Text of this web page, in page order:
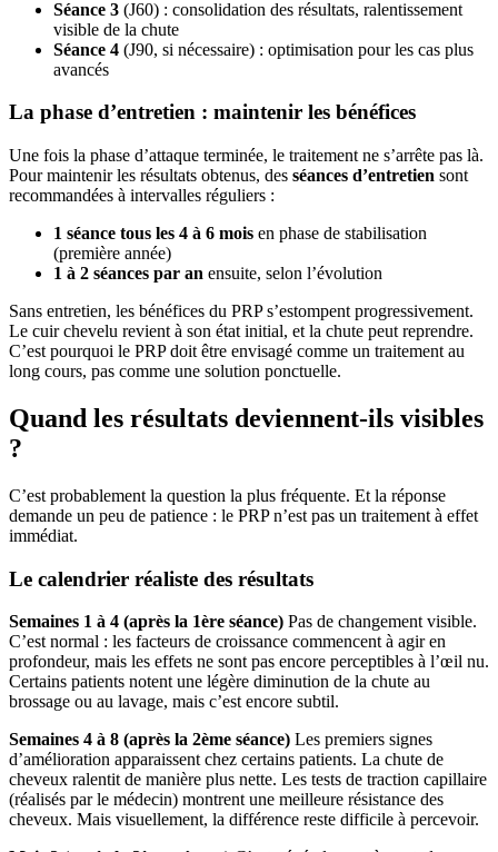
Séance 3 (J60) : consolidation des résultats, ralentissement
visible de la chute
Séance 4 (J90, si nécessaire) : optimisation pour les cas plus
avancés
La phase d’entretien : maintenir les bénéfices
Une fois la phase d’attaque terminée, le traitement ne s’arrête pas là.
Pour maintenir les résultats obtenus, des séances d’entretien sont
recommandées à intervalles réguliers :
1 séance tous les 4 à 6 mois en phase de stabilisation
(première année)
1 à 2 séances par an ensuite, selon l’évolution
Sans entretien, les bénéfices du PRP s’estompent progressivement.
Le cuir chevelu revient à son état initial, et la chute peut reprendre.
C’est pourquoi le PRP doit être envisagé comme un traitement au
long cours, pas comme une solution ponctuelle.
Quand les résultats deviennent-ils visibles
?
C’est probablement la question la plus fréquente. Et la réponse
demande un peu de patience : le PRP n’est pas un traitement à effet
immédiat.
Le calendrier réaliste des résultats
Semaines 1 à 4 (après la 1ère séance) Pas de changement visible.
C’est normal : les facteurs de croissance commencent à agir en
profondeur, mais les effets ne sont pas encore perceptibles à l’œil nu.
Certains patients notent une légère diminution de la chute au
brossage ou au lavage, mais c’est encore subtil.
Semaines 4 à 8 (après la 2ème séance) Les premiers signes
d’amélioration apparaissent chez certains patients. La chute de
cheveux ralentit de manière plus nette. Les tests de traction capillaire
(réalisés par le médecin) montrent une meilleure résistance des
cheveux. Mais visuellement, la différence reste difficile à percevoir.